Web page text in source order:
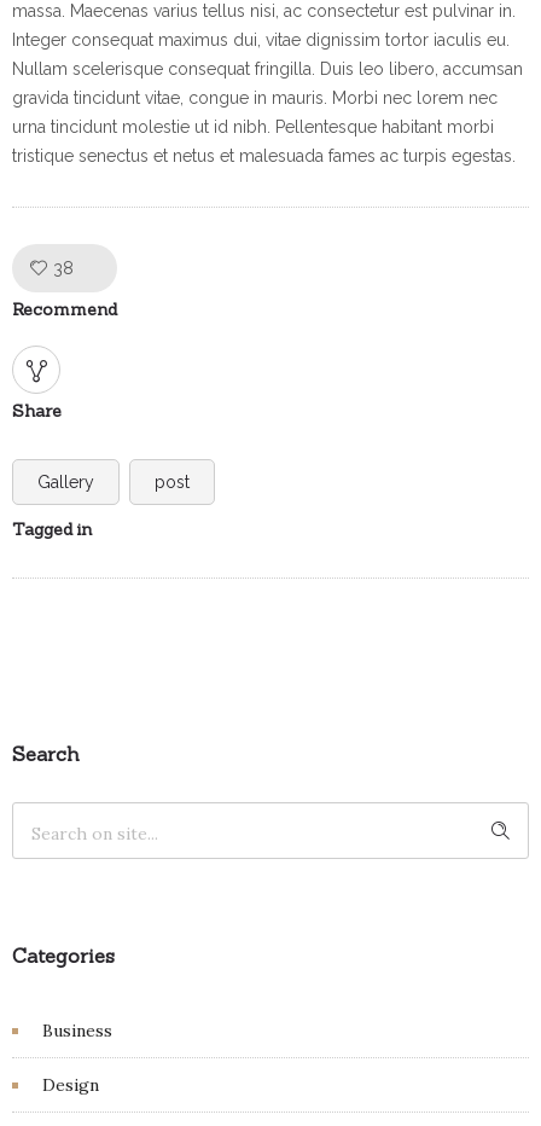
massa. Maecenas varius tellus nisi, ac consectetur est pulvinar in.
Integer consequat maximus dui, vitae dignissim tortor iaculis eu.
Nullam scelerisque consequat fringilla. Duis leo libero, accumsan
gravida tincidunt vitae, congue in mauris. Morbi nec lorem nec
urna tincidunt molestie ut id nibh. Pellentesque habitant morbi
tristique senectus et netus et malesuada fames ac turpis egestas.
38
Recommend
Share
Gallery post
Tagged in
Search
Categories
Business
Design